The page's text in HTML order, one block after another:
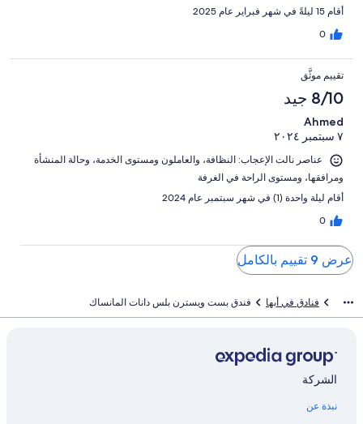
أقام 15 ليلةً في شهر فبراير عام 2025
0
تقييم موثَّق
8/10 جيد
Ahmed
٧ سبتمبر ٢٠٢٤
عناصر نالت الإعجاب: ⁦النظافة⁩، و⁦العاملون ومستوى الخدمة⁩، و⁦حالة المنشأة
ومرافقها⁩، و⁦مستوى الراحة في الغرفة⁩
أقام ليلة واحدة (1) في شهر سبتمبر عام 2024
0
عرض 9 تقييم بالكامل
فنادق في أبها فندق بست ويسترن بلس دانات المانساك
الشركة
نبذة عن